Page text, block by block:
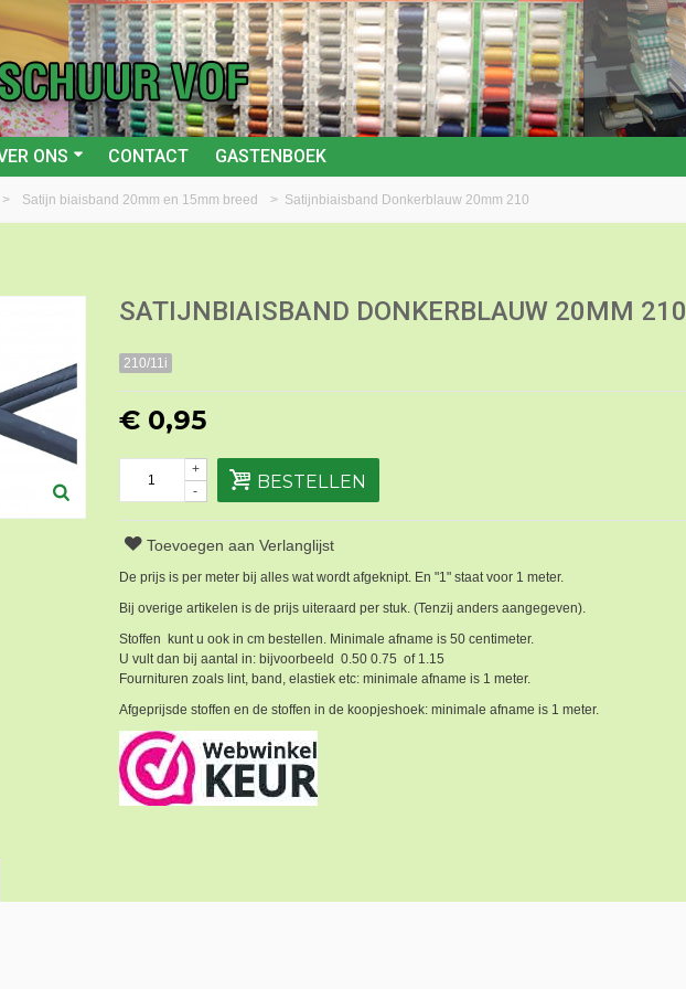
ONS CONTACT GASTENBOEK
> Satijn biaisband 20mm en 15mm breed > Satijnbiaisband Donkerblauw 20mm 210
SATIJNBIAISBAND DONKERBLAUW 20MM 210
210/11i
€ 0,95
-
+
BESTELLEN
Toevoegen aan Verlanglijst
De prijs is per meter bij alles wat wordt afgeknipt. En "1" staat voor 1 meter.
Bij overige artikelen is de prijs uiteraard per stuk. (Tenzij anders aangegeven).
Stoffen kunt u ook in cm bestellen. Minimale afname is 50 centimeter.
U vult dan bij aantal in: bijvoorbeeld 0.50 0.75 of 1.15
Fournituren zoals lint, band, elastiek etc: minimale afname is 1 meter.
Afgeprijsde stoffen en de stoffen in de koopjeshoek: minimale afname is 1 meter.